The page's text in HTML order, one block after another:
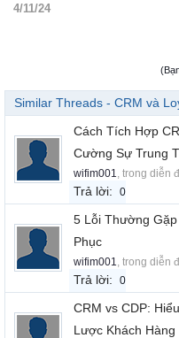
4/11/24
Similar Threads - CRM và
Cách Tích Hợp
Cường Sự Trung
wifim001 , trong diễn
Trả lời: 0
5 Lỗi Thường
Phục
wifim001 , trong diễn
Trả lời: 0
CRM vs CDP:
Lược Khách Hàng